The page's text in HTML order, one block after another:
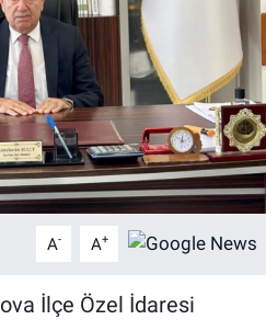
A- A+
İlçe Özel İdaresi